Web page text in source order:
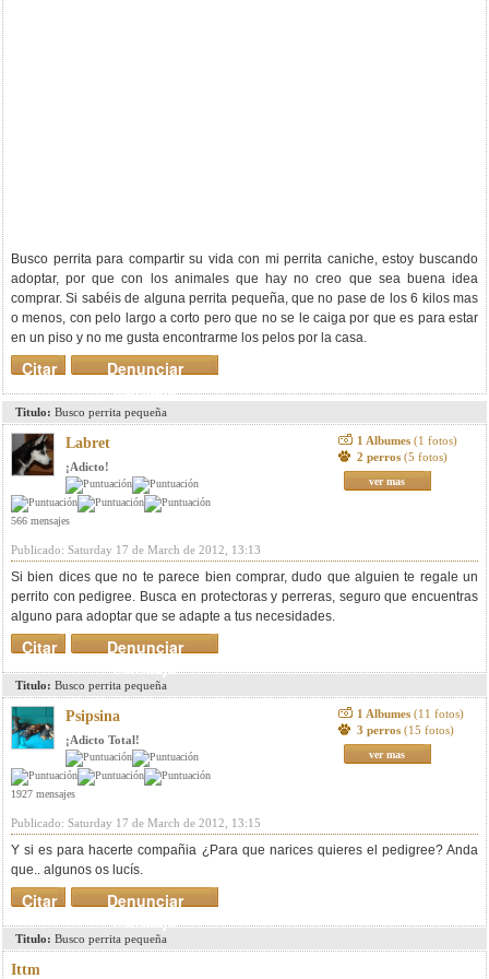
Busco perrita para compartir su vida con mi perrita caniche, estoy buscando
adoptar, por que con los animales que hay no creo que sea buena idea
comprar. Si sabéis de alguna perrita pequeña, que no pase de los 6 kilos mas
o menos, con pelo largo a corto pero que no se le caiga por que es para estar
en un piso y no me gusta encontrarme los pelos por la casa.
Denunciar
mensaje
Citar
Titulo: Busco perrita pequeña
Labret
¡Adicto!
566 mensajes
1 Albumes (1 fotos)
2 perros (5 fotos)
ver mas
Publicado: Saturday 17 de March de 2012, 13:13
Si bien dices que no te parece bien comprar, dudo que alguien te regale un
perrito con pedigree. Busca en protectoras y perreras, seguro que encuentras
alguno para adoptar que se adapte a tus necesidades.
Denunciar
mensaje
Citar
Titulo: Busco perrita pequeña
Psipsina
¡Adicto Total!
1927 mensajes
1 Albumes (11 fotos)
3 perros (15 fotos)
ver mas
Publicado: Saturday 17 de March de 2012, 13:15
Y si es para hacerte compañia ¿Para que narices quieres el pedigree? Anda
que.. algunos os lucís.
Denunciar
mensaje
Citar
Titulo: Busco perrita pequeña
Ittm